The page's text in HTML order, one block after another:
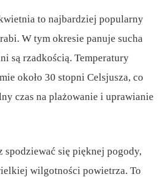
to najbardziej popularny
W tym okresie panuje sucha
są rzadkością. Temperatury
około 30 stopni Celsjusza, co
czas na plażowanie i uprawianie
spodziewać się pięknej pogody,
wilgotności powietrza. To